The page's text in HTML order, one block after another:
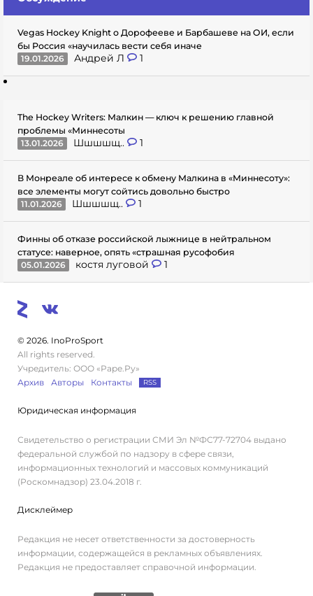
Vegas Hockey Knight о Дорофееве и Барбашеве на ОИ, если
бы Россия «научилась вести себя иначе
19.01.2026
Андрей Л 1
The Hockey Writers: Малкин — ключ к решению главной
проблемы «Миннесоты
13.01.2026
Шшшшщ.. 1
В Монреале об интересе к обмену Малкина в «Миннесоту»:
все элементы могут сойтись довольно быстро
11.01.2026
Шшшшщ.. 1
Финны об отказе российской лыжнице в нейтральном
статусе: наверное, опять «страшная русофобия
05.01.2026
костя луговой 1
© 2026. InoProSport
All rights reserved.
Учредитель: ООО «Раре.Ру»
Архив
Авторы Контакты RSS
Юридическая информация
Свидетельство о регистрации СМИ Эл №ФС77-72704 выдано
федеральной службой по надзору в сфере связи,
информационных технологий и массовых коммуникаций
(Роскомнадзор) 23.04.2018 г.
Дисклеймер
Редакция не несет ответственности за достоверность
информации, содержащейся в рекламных объявлениях.
Редакция не предоставляет справочной информации.